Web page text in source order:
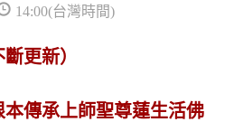
14:00(台灣時間)
更新）
傳承上師聖尊蓮生活佛